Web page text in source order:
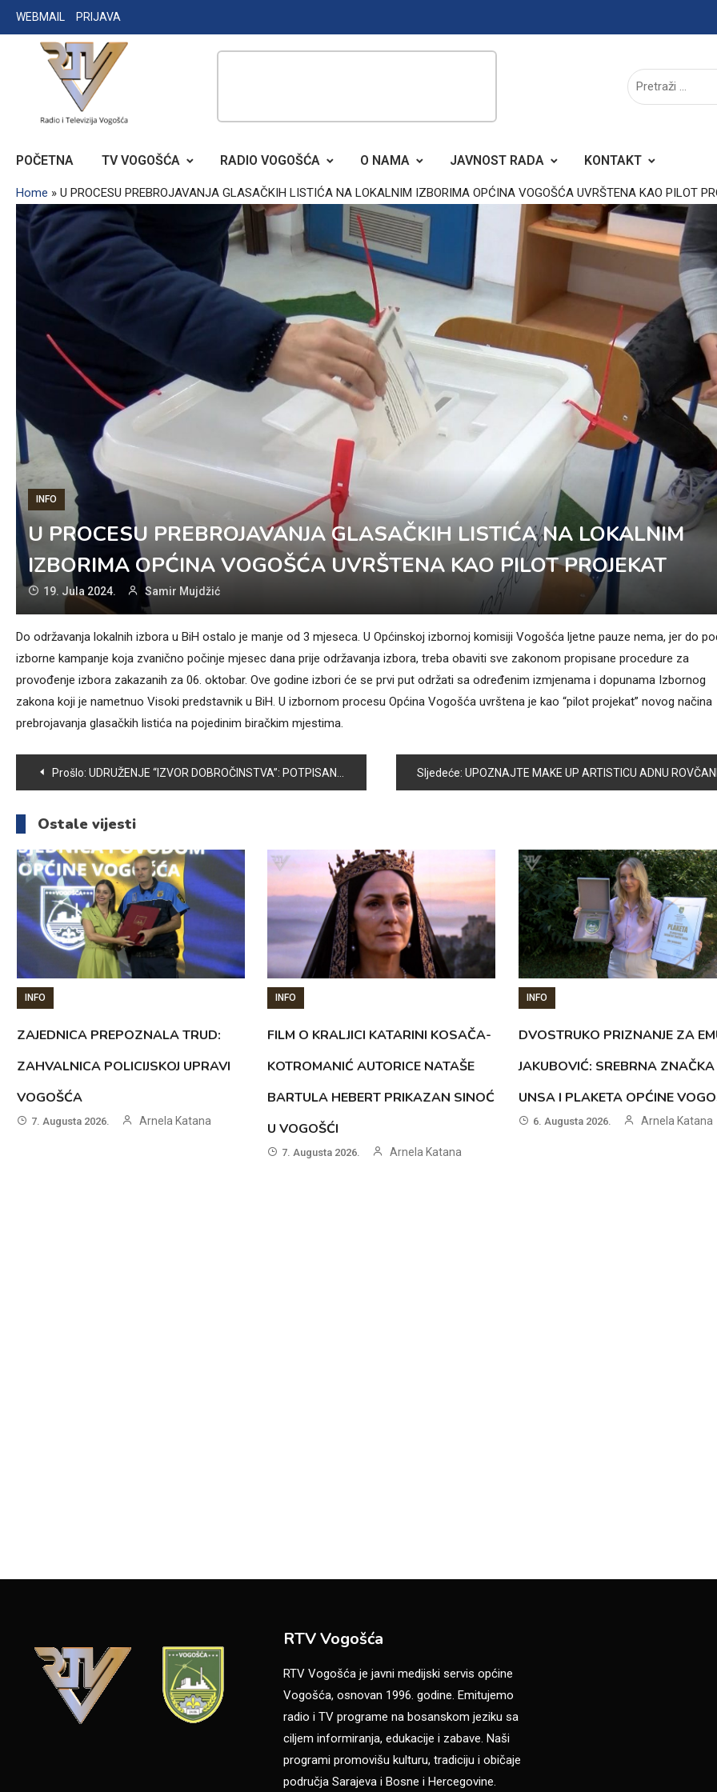
Skip
to
WEBMAIL PRIJAVA
RADIO TELEVIZIJA VOGOŠĆA
POČETNA TV VOGOŠĆA RADIO VOGOŠĆA O NAMA JAVNOST RADA KONTAKT
Home » U PROCESU PREBROJAVANJA GLASAČKIH LISTIĆA NA LOKALNIM IZBORIMA OPĆINA VOGOŠĆA UVRŠTENA KAO PILOT
INFO
U PROCESU PREBROJAVANJA GLASAČKIH LISTIĆA NA LOKALNIM
IZBORIMA OPĆINA VOGOŠĆA UVRŠTENA KAO PILOT PROJEKAT
19. Jula 2024. Samir Mujdžić
Do održavanja lokalnih izbora u BiH ostalo je manje od 3 mjeseca. U Općinskoj izbornoj komisiji Vogošća ljetne pauze nema, jer do
izborne kampanje koja zvanično počinje mjesec dana prije održavanja izbora, treba obaviti sve zakonom propisane procedure za
provođenje izbora zakazanih za 06. oktobar. Ove godine izbori će se prvi put održati sa određenim izmjenama i dopunama Izbornog
zakona koji je nametnuo Visoki predstavnik u BiH. U izbornom procesu Općina Vogošća uvrštena je kao “pilot projekat” novog načina
prebrojavanja glasačkih listića na pojedinim biračkim mjestima.
Navigacija
članaka
Prošlo: UDRUŽENJE “IZVOR DOBROČINSTVA”: POTPISANA 42 UGOVORA ZA NABAVKU POLJOPRIVREDNE OPREME U VRIJEDNOSTI OD OKO 150.000 KM Sljedeće: UPOZNAJTE MAKE UP ARTISTICU ADNU
Ostale vijesti
INFO
ZAJEDNICA PREPOZNALA TRUD:
ZAHVALNICA POLICIJSKOJ UPRAVI
VOGOŠĆA
7. Augusta 2026. Arnela Katana
INFO
FILM O KRALJICI KATARINI KOSAČA-
KOTROMANIĆ AUTORICE NATAŠE
BARTULA HEBERT PRIKAZAN SINOĆ
U VOGOŠĆI
7. Augusta 2026. Arnela Katana
INFO
DVOSTRUKO PRIZNANJE ZA
JAKUBOVIĆ: SREBRNA ZNAČKA
UNSA I PLAKETA OPĆINE
6. Augusta 2026. Arnela Katana
RTV Vogošća
RTV Vogošća je javni medijski servis općine
Vogošća, osnovan 1996. godine. Emitujemo
radio i TV programe na bosanskom jeziku sa
ciljem informiranja, edukacije i zabave. Naši
programi promovišu kulturu, tradiciju i običaje
područja Sarajeva i Bosne i Hercegovine.